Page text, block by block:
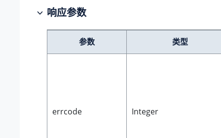
响应参数
参数 类型
errcode Integer